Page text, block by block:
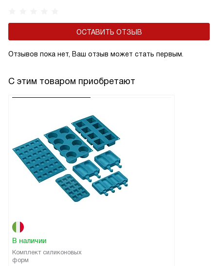
ОСТАВИТЬ ОТЗЫВ
Отзывов пока нет, Ваш отзыв может стать первым.
С этим товаром приобретают
В наличии
Комплект силиконовых
форм